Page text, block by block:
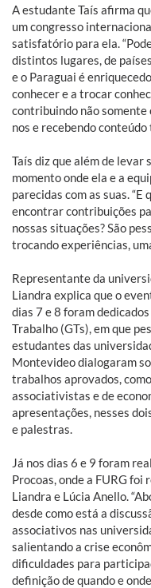
A estudante Taís afirma
um congresso
satisfatório para ela.
distintos lugares, de
e o Paraguai é
conhecer e a trocar
contribuindo não somente
nos e recebendo conteúdo
Taís diz que além de levar
momento onde ela e a
parecidas com as suas.
encontrar contribuições
nossas situações? São
trocando experiências,
Representante da
Liandra explica que o
dias 7 e 8 foram
Trabalho (GTs), em que
estudantes das
Montevideo dialogaram
trabalhos aprovados,
associativistas e de
apresentações, nesses
e palestras.
Já nos dias 6 e 9 foram
Procoas, onde a FURG
Liandra e Lúcia Anello.
desde como está a
associativos nas
salientando a crise
dificuldades para
definição de quando e